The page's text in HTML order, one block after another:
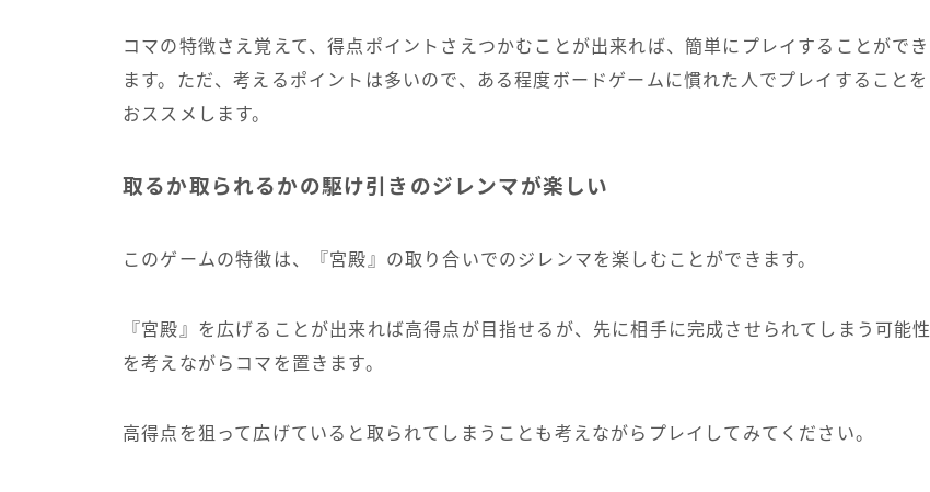
コマの特徴さえ覚えて、得点ポイントさえつかむことが出来れば、簡単にプレイすることができ
ます。ただ、考えるポイントは多いので、ある程度ボードゲームに慣れた人でプレイすることを
おススメします。
取るか取られるかの駆け引きのジレンマが楽しい
このゲームの特徴は、『宮殿』の取り合いでのジレンマを楽しむことができます。
『宮殿』を広げることが出来れば高得点が目指せるが、先に相手に完成させられてしまう可能性
を考えながらコマを置きます。
高得点を狙って広げていると取られてしまうことも考えながらプレイしてみてください。